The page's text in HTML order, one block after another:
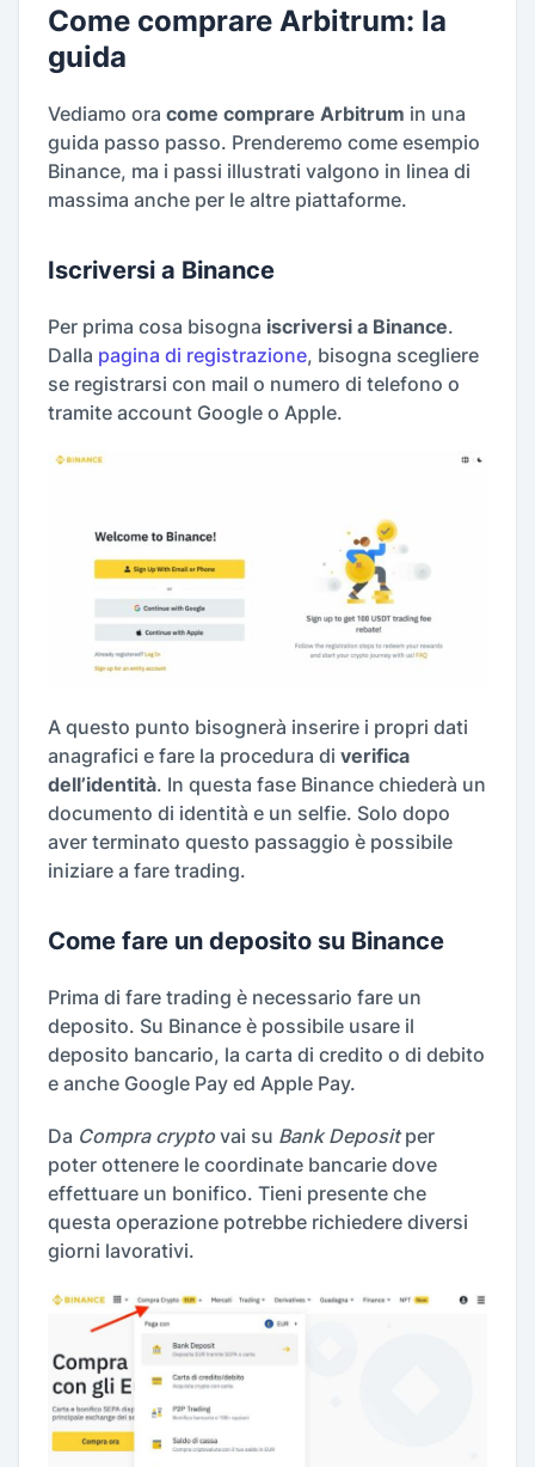
Come comprare Arbitrum: la
guida
Vediamo ora come comprare Arbitrum in una
guida passo passo. Prenderemo come esempio
Binance, ma i passi illustrati valgono in linea di
massima anche per le altre piattaforme.
Iscriversi a Binance
Per prima cosa bisogna iscriversi a Binance.
Dalla pagina di registrazione, bisogna scegliere
se registrarsi con mail o numero di telefono o
tramite account Google o Apple.
A questo punto bisognerà inserire i propri dati
anagrafici e fare la procedura di verifica
dell’identità. In questa fase Binance chiederà un
documento di identità e un selfie. Solo dopo
aver terminato questo passaggio è possibile
iniziare a fare trading.
Come fare un deposito su Binance
Prima di fare trading è necessario fare un
deposito. Su Binance è possibile usare il
deposito bancario, la carta di credito o di debito
e anche Google Pay ed Apple Pay.
Da Compra crypto vai su Bank Depositper
poter ottenere le coordinate bancarie dove
effettuare un bonifico. Tieni presente che
questa operazione potrebbe richiedere diversi
giorni lavorativi.